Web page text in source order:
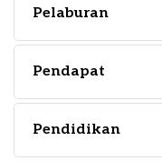
Pelaburan
Pendapat
Pendidikan